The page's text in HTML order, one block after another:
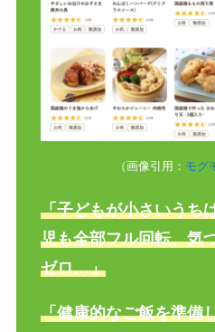
（画像引用： モグ
「子どもが小さいうち
児も全部フル回転。気
ゼロ…」
「健康的なご飯を準備